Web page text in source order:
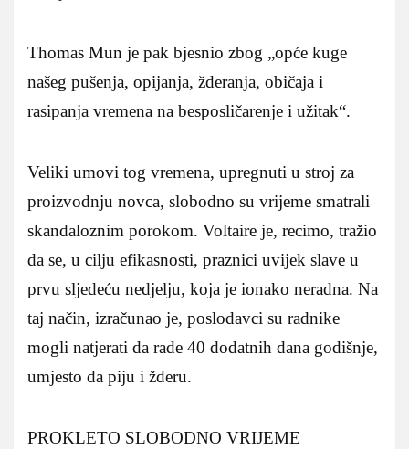
Thomas Mun je pak bjesnio zbog „opće kuge
našeg pušenja, opijanja, žderanja, običaja i
rasipanja vremena na besposličarenje i užitak“.
Veliki umovi tog vremena, upregnuti u stroj za
proizvodnju novca, slobodno su vrijeme smatrali
skandaloznim porokom. Voltaire je, recimo, tražio
da se, u cilju efikasnosti, praznici uvijek slave u
prvu sljedeću nedjelju, koja je ionako neradna. Na
taj način, izračunao je, poslodavci su radnike
mogli natjerati da rade 40 dodatnih dana godišnje,
umjesto da piju i žderu.
PROKLETO SLOBODNO VRIJEME